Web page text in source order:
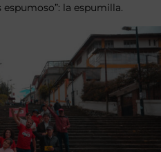
la espumilla.